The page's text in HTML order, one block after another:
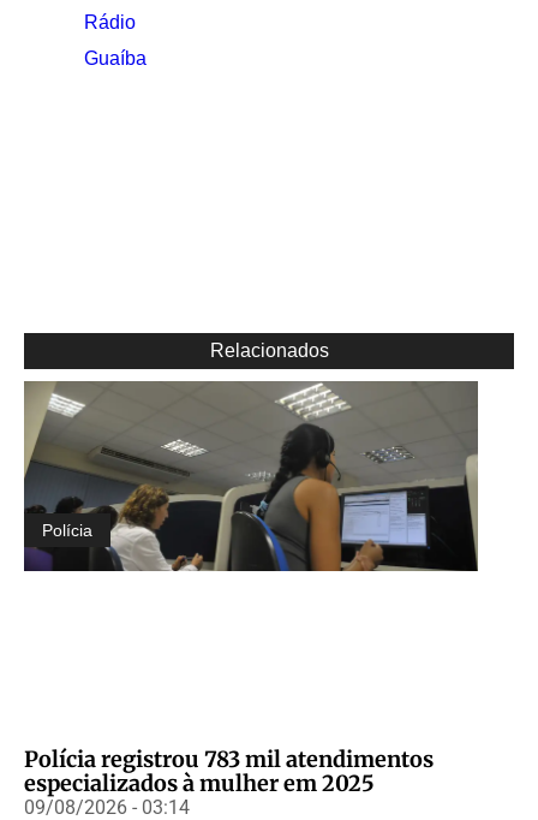
Rádio
Guaíba
Relacionados
Polícia
Polícia registrou 783 mil atendimentos
especializados à mulher em 2025
09/08/2026 - 03:14